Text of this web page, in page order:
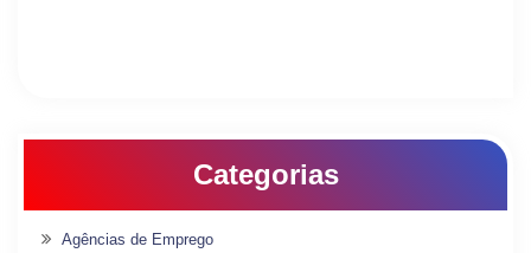
Categorias
Agências de Emprego